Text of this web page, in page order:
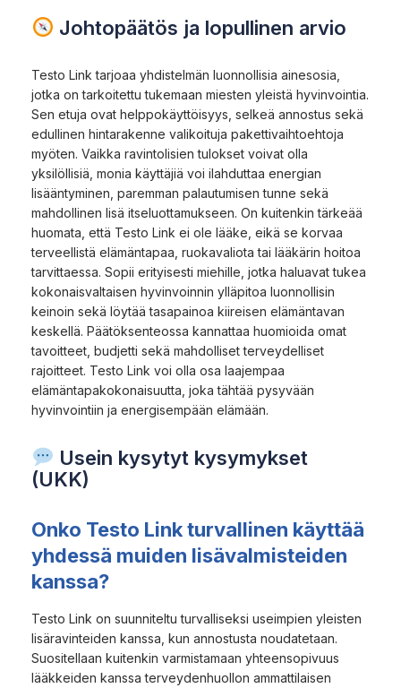
Johtopäätös ja lopullinen arvio
Testo Link tarjoaa yhdistelmän luonnollisia ainesosia,
jotka on tarkoitettu tukemaan miesten yleistä hyvinvointia.
Sen etuja ovat helppokäyttöisyys, selkeä annostus sekä
edullinen hintarakenne valikoituja pakettivaihtoehtoja
myöten. Vaikka ravintolisien tulokset voivat olla
yksilöllisiä, monia käyttäjiä voi ilahduttaa energian
lisääntyminen, paremman palautumisen tunne sekä
mahdollinen lisä itseluottamukseen. On kuitenkin tärkeää
huomata, että Testo Link ei ole lääke, eikä se korvaa
terveellistä elämäntapaa, ruokavaliota tai lääkärin hoitoa
tarvittaessa. Sopii erityisesti miehille, jotka haluavat tukea
kokonaisvaltaisen hyvinvoinnin ylläpitoa luonnollisin
keinoin sekä löytää tasapainoa kiireisen elämäntavan
keskellä. Päätöksenteossa kannattaa huomioida omat
tavoitteet, budjetti sekä mahdolliset terveydelliset
rajoitteet. Testo Link voi olla osa laajempaa
elämäntapakokonaisuutta, joka tähtää pysyvään
hyvinvointiin ja energisempään elämään.
Usein kysytyt kysymykset
(UKK)
Onko Testo Link turvallinen käyttää
yhdessä muiden lisävalmisteiden
kanssa?
Testo Link on suunniteltu turvalliseksi useimpien yleisten
lisäravinteiden kanssa, kun annostusta noudatetaan.
Suositellaan kuitenkin varmistamaan yhteensopivuus
lääkkeiden kanssa terveydenhuollon ammattilaisen